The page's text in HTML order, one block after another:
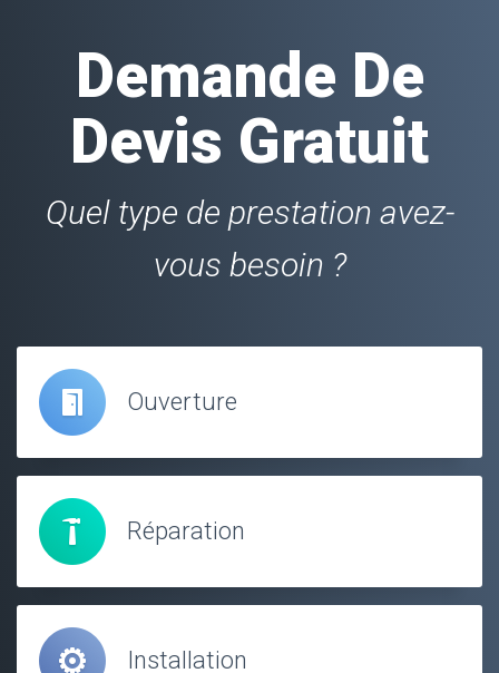
Demande De
Devis Gratuit
Quel type de prestation avez-
vous besoin ?
Ouverture
Réparation
Installation